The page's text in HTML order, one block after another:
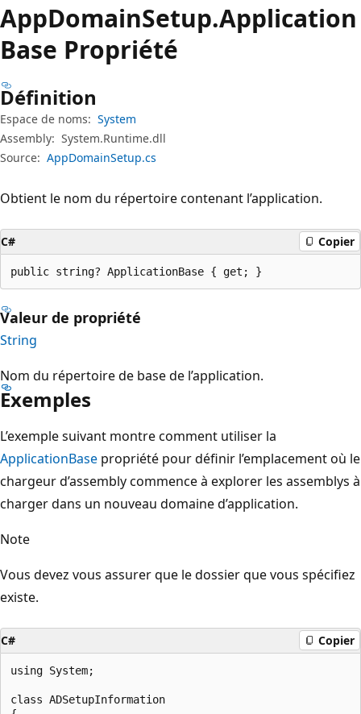
AppDomainSetup.Application
Base Propriété
Définition
Espace de noms: System
Assembly: System.Runtime.dll
Source: AppDomainSetup.cs
Obtient le nom du répertoire contenant l’application.
C# Copier
public string? ApplicationBase { get; }
Valeur de propriété
String
Nom du répertoire de base de l’application.
Exemples
L’exemple suivant montre comment utiliser la
ApplicationBase propriété pour définir l’emplacement où le
chargeur d’assembly commence à explorer les assemblys à
charger dans un nouveau domaine d’application.
Note
Vous devez vous assurer que le dossier que vous spécifiez
existe.
C# Copier
using System;
class ADSetupInformation